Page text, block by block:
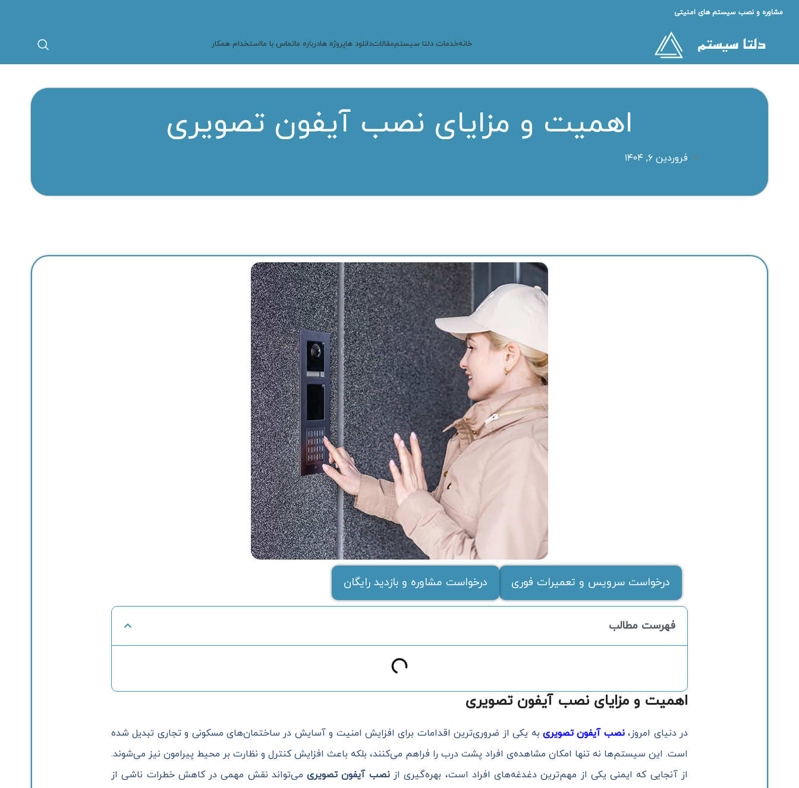
مشاوره و نصب سیستم های امنیتی
خانهخدمات دلتا سیستممقالاتدانلود هاپروژه هادرباره ماتماس با مااستخدام همکار
اهمیت و مزایای نصب آیفون تصویری
فروردین ۶, ۱۴۰۴
درخواست سرویس و تعمیرات فوری درخواست مشاوره و بازدید رایگان
فهرست مطالب
اهمیت و مزایای نصب آیفون تصویری
در دنیای امروز،نصب آیفون تصویری به یکی از ضروری‌ترین اقدامات برای افزایش امنیت و آسایش در ساختمان‌های مسکونی و تجاری تبدیل شده
است. این سیستم‌ها نه تنها امکان مشاهده‌ی افراد پشت درب را فراهم می‌کنند، بلکه باعث افزایش کنترل و نظارت بر محیط پیرامون نیز می‌شوند.
از آنجایی که ایمنی یکی از مهم‌ترین دغدغه‌های افراد است، بهره‌گیری ازنصب آیفون تصویریمی‌تواند نقش مهمی در کاهش خطرات ناشی از